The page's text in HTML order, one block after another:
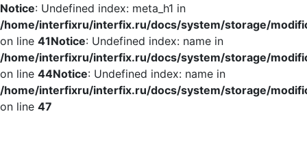
Notice: Undefined index: meta_h1 in
/home/interfixru/interfix.ru/docs/system/storage/
on line 41Notice: Undefined index: name in
/home/interfixru/interfix.ru/docs/system/storage/
on line 44Notice: Undefined index: name in
/home/interfixru/interfix.ru/docs/system/storage/
on line 47